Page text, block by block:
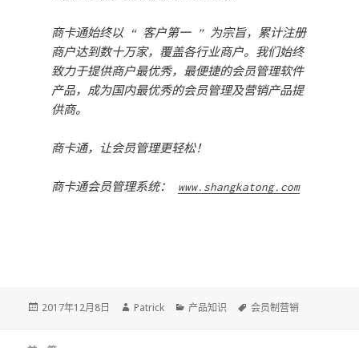
商卡通始终以 “ 客户第一 ” 为宗旨，累计注册
商户达到数十万家，覆盖各行业商户。我们始终
致力于提供商户最优秀，最便捷的会员管理软件
产品，成为国内最优秀的会员管理及营销产品提
供商。
商卡通，让会员管理更轻松！
商卡通会员管理系统： www.shangkatong.com
Posted
2017年12月8日 Author
Patrick Categories
产品知识 Tags
会员制营销